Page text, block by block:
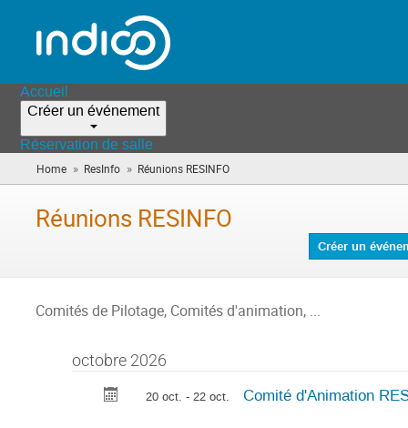
Accueil
Créer un événement
Réservation de salle
Home » ResInfo » Réunions RESINFO
êtes
Réunions RESINFO
Créer un
Comités de Pilotage, Comités d'animation, ...
octobre 2026
20 oct. - 22 oct. Comité d'Animation